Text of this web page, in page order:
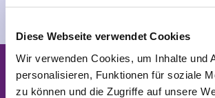
Diese Webseite verwendet Cookies
Wir verwenden Cookies, um Inhalte und
personalisieren, Funktionen für soziale
zu können und die Zugriffe auf unsere
Kontakt zum